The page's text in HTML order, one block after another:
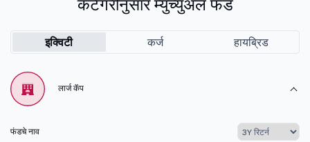
कॅटेगरीनुसार म्युच्युअल फंड
इक्विटी कर्ज हायब्रिड
लार्ज कॅप
फंडचे नाव